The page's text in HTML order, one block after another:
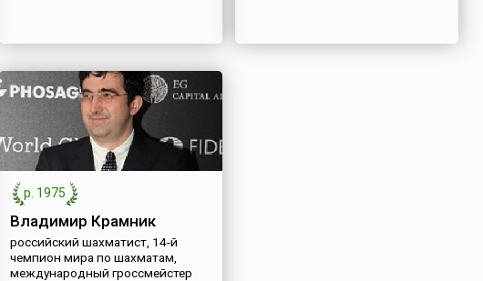
р. 1975
Владимир Крамник
российский шахматист, 14-й
чемпион мира по шахматам,
международный гроссмейстер